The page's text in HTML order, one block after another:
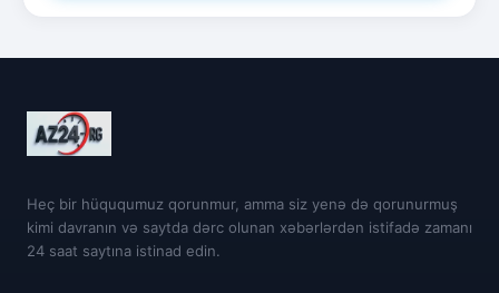
Heç bir hüququmuz qorunmur, amma siz yenə də qorunurmuş
kimi davranın və saytda dərc olunan xəbərlərdən istifadə zamanı
24 saat saytına istinad edin.